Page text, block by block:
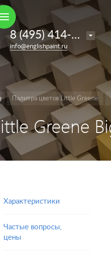
8 (495) 414-35-98
info@englishpaint.ru
Палитра цветов Little Greene
Greene
Характеристики
Частые вопросы,
цены